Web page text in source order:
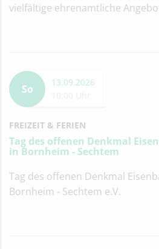
vielfältige ehrenamtliche
So
13.09.2026
FREIZEIT & FERIEN
Tag des offenen Denkmal
in Bornheim - Sechtem
Tag des offenen Denkmal
Bornheim - Sechtem e.V.